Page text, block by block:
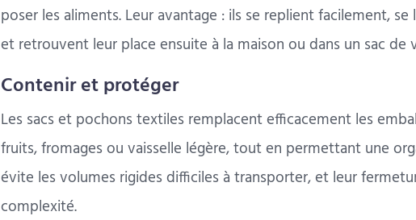
poser les aliments. Leur avantage : ils se replient facilement,
et retrouvent leur place ensuite à la maison ou dans un sac de
Contenir et protéger
Les sacs et pochons textiles remplacent efficacement les
fruits, fromages ou vaisselle légère, tout en permettant une
évite les volumes rigides difficiles à transporter, et leur
complexité.